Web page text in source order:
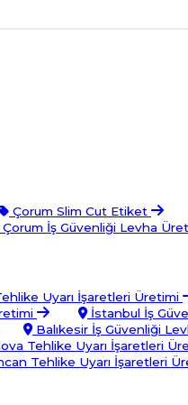
Çorum Slim Cut Etiket
Çorum İş Güvenliği Levha
Uyarı İşaretleri Üretimi
İstanbul İş
Balıkesir İş Güvenliği
Tehlike Uyarı İşaretleri
Tehlike Uyarı İşaretleri